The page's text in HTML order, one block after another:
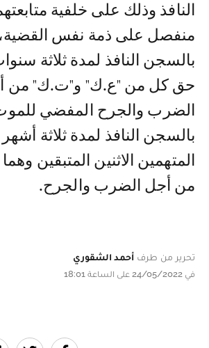
النافذ وذلك على خلفية
منفصل على ذمة نفس
بالسجن النافذ لمدة ثلاثة
حق كل من "ع.ك" و"ت.ك" من
الضرب والجرح المفضي
بالسجن النافذ لمدة ثلاثة
المتهمين الاثنين المتبقين
من أجل الضرب والجرح.
تحرير من طرف أحمد الشقوري
في 24/05/2022 على الساعة 18:01